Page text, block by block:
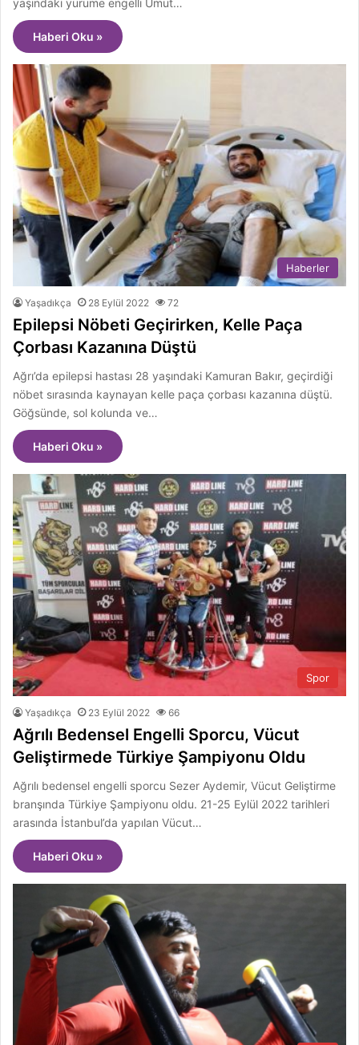
yaşındaki yürüme engelli Umut…
Haberi Oku »
Haberler
Yaşadıkça 28 Eylül 2022 72
Epilepsi Nöbeti Geçirirken, Kelle Paça
Çorbası Kazanına Düştü
Ağrı’da epilepsi hastası 28 yaşındaki Kamuran Bakır, geçirdiği
nöbet sırasında kaynayan kelle paça çorbası kazanına düştü.
Göğsünde, sol kolunda ve…
Haberi Oku »
Spor
Yaşadıkça 23 Eylül 2022 66
Ağrılı Bedensel Engelli Sporcu, Vücut
Geliştirmede Türkiye Şampiyonu Oldu
Ağrılı bedensel engelli sporcu Sezer Aydemir, Vücut Geliştirme
branşında Türkiye Şampiyonu oldu. 21-25 Eylül 2022 tarihleri
arasında İstanbul’da yapılan Vücut…
Haberi Oku »